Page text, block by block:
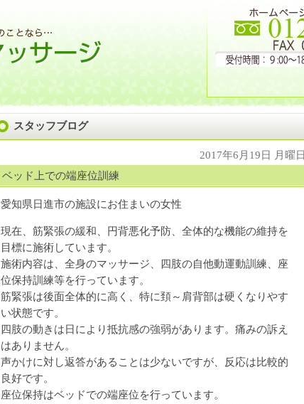
スタッフブログ
2017年6月19日 月曜日
ベッド上での端座位訓練
愛知県日進市の施設にお住まいの女性
現在、筋緊張の緩和、円背悪化予防、全体的な機能の維持を
目標に施術しています。
施術内容は、全身のマッサージ、四肢の自他動運動訓練、座
位保持訓練等を行っています。
筋緊張は後面全体的に高く、特に頚～肩背部は硬くなりやす
い状態です。
四肢の動きは日により抵抗感の強弱があります。痛みの訴え
はありません。
声かけに対し返答があることは少ないですが、反応は比較的
良好です。
座位保持はベッドでの端座位を行っています。